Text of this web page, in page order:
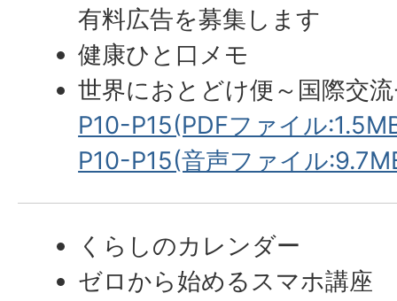
有料広告を募集します
健康ひと口メモ
世界におとどけ便～国際交
P10-P15(PDFファイル
P10-P15(音声ファイル
くらしのカレンダー
ゼロから始めるスマホ講座